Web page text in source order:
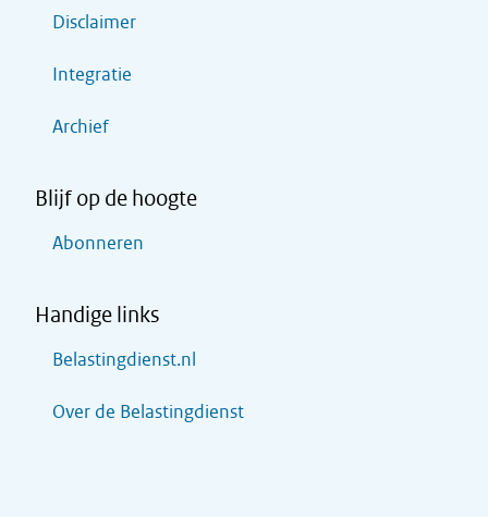
Disclaimer
Integratie
Archief
Blijf op de hoogte
Abonneren
Handige links
Belastingdienst.nl
Over de Belastingdienst